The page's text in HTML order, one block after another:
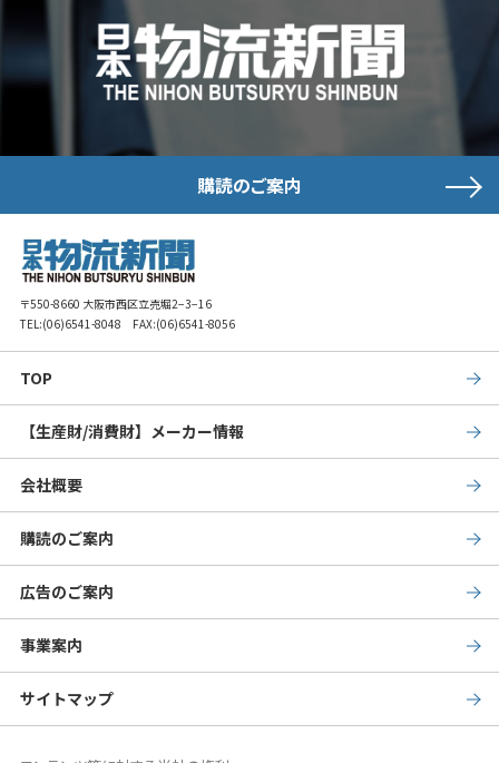
購読のご案内
〒550-8660 大阪市西区立売堀2−3−16
TEL:(06)6541-8048 FAX:(06)6541-8056
TOP
【生産財/消費財】メーカー情報
会社概要
購読のご案内
広告のご案内
事業案内
サイトマップ